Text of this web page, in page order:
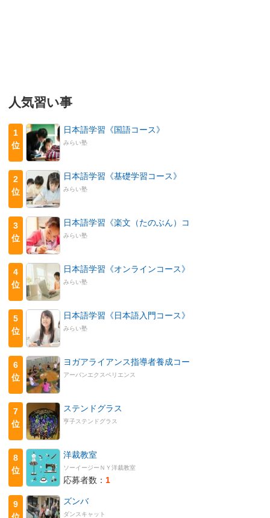
人気習い事
1
位
日本語学習《国語コース》
みらい塾
2
位
日本語学習《基礎学習コース》
みらい塾
3
位
日本語学習《楽文（たのぶん）コ
みらい塾
4
位
日本語学習《オンラインコース》
みらい塾
5
位
日本語学習《日本語入門コース》
みらい塾
6
位
ヨガアライアンス指導者養成コー
アーバンエクスペリエンス
7
位
ステンドグラス
亨子ステンドグラス
8
位
洋裁教室
ソーイージーＮＹ洋裁教室
応募者数： 1
9
ズンバ
ダンスキャット